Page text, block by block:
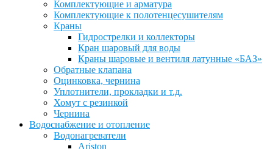
Комплектующие и арматура
Комплектующие к полотенцесушителям
Краны
Гидрострелки и коллекторы
Кран шаровый для воды
Краны шаровые и вентиля латунные «БАЗ»
Обратные клапана
Оцинковка, чернина
Уплотнители, прокладки и т.д.
Хомут с резинкой
Чернина
Водоснабжение и отопление
Водонагреватели
Ariston